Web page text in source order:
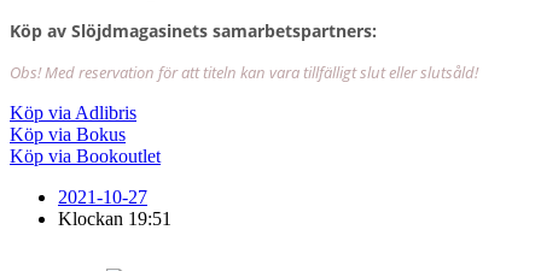
Köp av Slöjdmagasinets samarbetspartners:
Obs! Med reservation för att titeln kan vara tillfälligt slut eller slutsåld!
Köp via Adlibris
Köp via Bokus
Köp via Bookoutlet
2021-10-27
Klockan 19:51